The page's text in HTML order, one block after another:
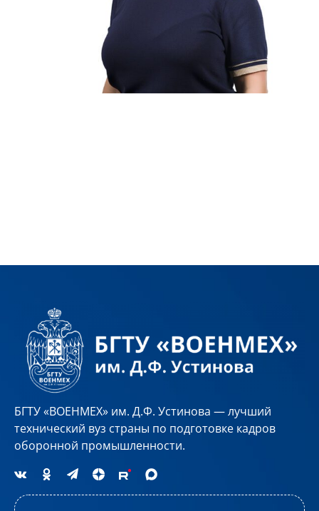
БГТУ «ВОЕНМЕХ» им. Д.Ф. Устинова — лучший
технический вуз страны по подготовке кадров
оборонной промышленности.